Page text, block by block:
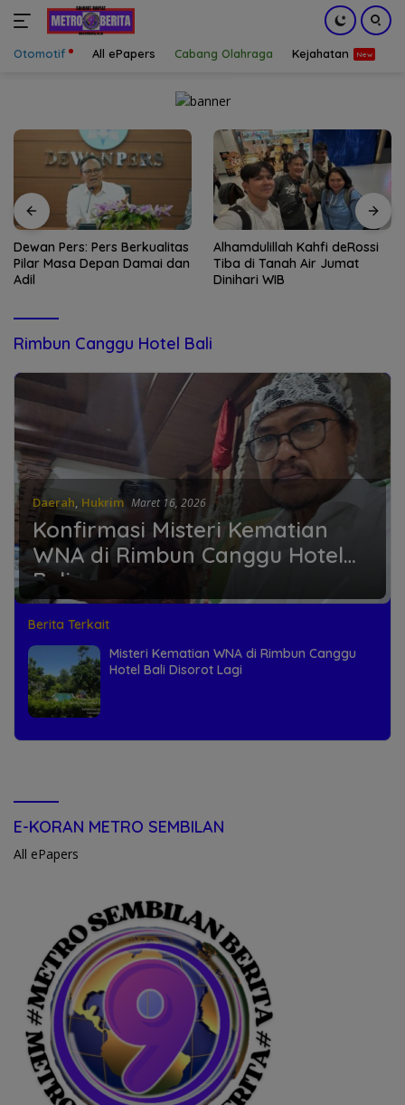
Otomotif All ePapers Cabang Olahraga Kejahatan
Dewan Pers: Pers Berkualitas
Pilar Masa Depan Damai dan
Adil
Alhamdulillah Kahfi deRossi
Tiba di Tanah Air Jumat
Dinihari WIB
Rimbun Canggu Hotel Bali
Daerah, Hukrim Maret 16, 2026
Konfirmasi Misteri Kematian
WNA di Rimbun Canggu Hotel
Bali
Berita Terkait
Misteri Kematian WNA di Rimbun Canggu
Hotel Bali Disorot Lagi
E-KORAN METRO SEMBILAN
All ePapers